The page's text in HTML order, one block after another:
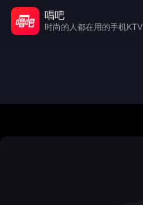
唱吧
时尚的人都在用的手机KTV